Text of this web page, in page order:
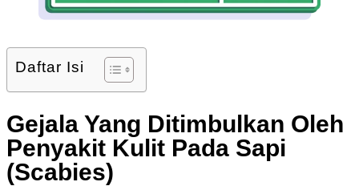
Daftar Isi
Gejala Yang Ditimbulkan Oleh
Penyakit Kulit Pada Sapi
(Scabies)